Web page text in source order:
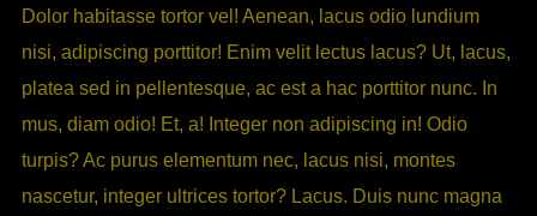
Dolor habitasse tortor vel! Aenean, lacus odio lundium
nisi, adipiscing porttitor! Enim velit lectus lacus? Ut, lacus,
platea sed in pellentesque, ac est a hac porttitor nunc. In
mus, diam odio! Et, a! Integer non adipiscing in! Odio
turpis? Ac purus elementum nec, lacus nisi, montes
nascetur, integer ultrices tortor? Lacus. Duis nunc magna